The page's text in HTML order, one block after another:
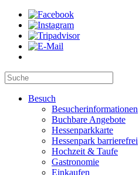
Besuch
Besucherinformationen
Buchbare Angebote
Hessenparkkarte
Hessenpark barrierefrei
Hochzeit & Taufe
Gastronomie
Einkaufen